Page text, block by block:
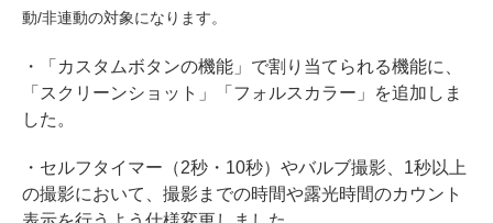
動/非連動の対象になります。
・「カスタムボタンの機能」で割り当てられる機能に、
「スクリーンショット」「フォルスカラー」を追加しま
した。
・セルフタイマー（2秒・10秒）やバルブ撮影、1秒以上
の撮影において、撮影までの時間や露光時間のカウント